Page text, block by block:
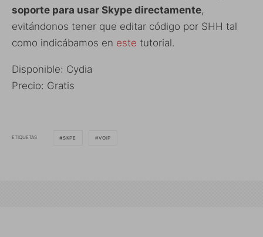
soporte para usar Skype directamente,
evitándonos tener que editar código por SHH tal
como indicábamos en este tutorial.
Disponible: Cydia
Precio: Gratis
ETIQUETAS SKPE VOIP